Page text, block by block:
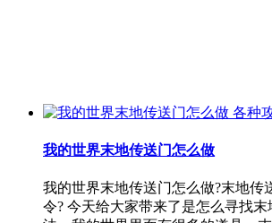
各种
我的世界末地传送门怎么做
我的世界末地传送门怎么做?末地传
令? 今天给大家带来了是怎么寻找